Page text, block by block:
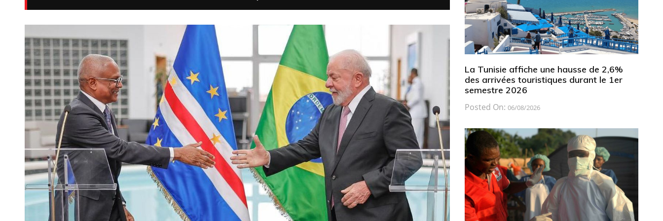
La Tunisie affiche une hausse de 2,6%
des arrivées touristiques durant le 1er
semestre 2026
Posted On: 06/08/2026